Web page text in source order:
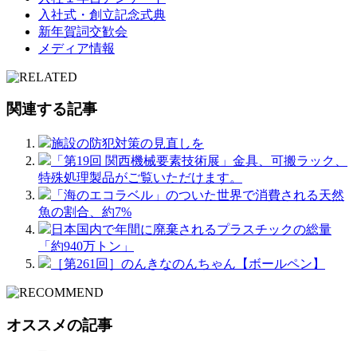
入社式・創立記念式典
新年賀詞交歓会
メディア情報
関連する記事
施設の防犯対策の見直しを
「第19回 関西機械要素技術展」金具、可搬ラック、
特殊処理製品がご覧いただけます。
「海のエコラベル」のついた世界で消費される天然
魚の割合、約7%
日本国内で年間に廃棄されるプラスチックの総量
「約940万トン」
［第261回］のんきなのんちゃん【ボールペン】
オススメの記事